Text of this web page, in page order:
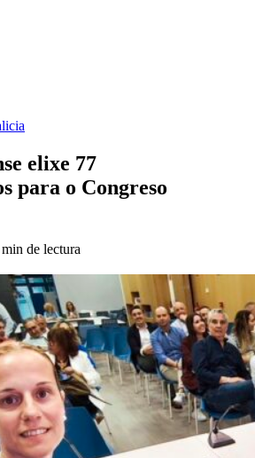
elixe 77
para o Congreso
de lectura